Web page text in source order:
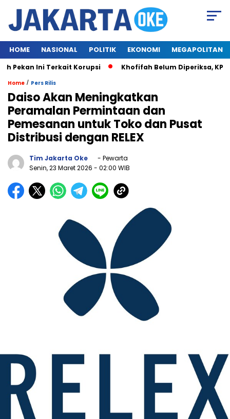
HOME NASIONAL POLITIK EKONOMI MEGAPOLITAN
Ini Terkait Korupsi Khofifah Belum Diperiksa, KPK
Home / Pers Rilis
Daiso Akan Meningkatkan
Peramalan Permintaan dan
Pemesanan untuk Toko dan Pusat
Distribusi dengan RELEX
Tim Jakarta Oke
- Pewarta
Senin, 23 Maret 2026 - 02:00 WIB